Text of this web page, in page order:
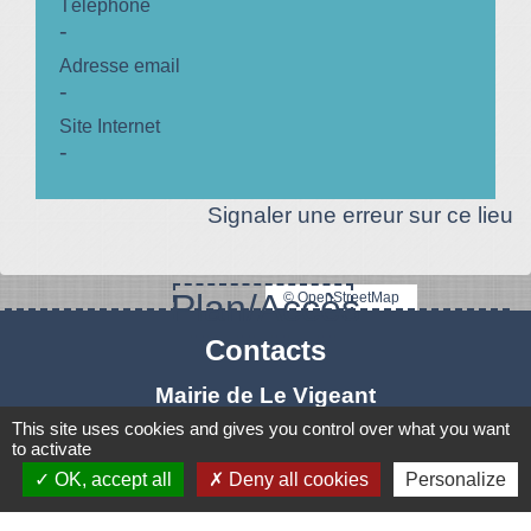
Téléphone
-
Adresse email
-
Site Internet
-
Signaler une erreur sur ce lieu
Plan/Accès
© OpenStreetMap
Contacts
Mairie de Le Vigeant
7, place Saint-Georges
86150 Le Vigeant - FRANCE
+33 5 49 48 76 55
This site uses cookies and gives you control over what you want
to activate
OK, accept all
Deny all cookies Personalize